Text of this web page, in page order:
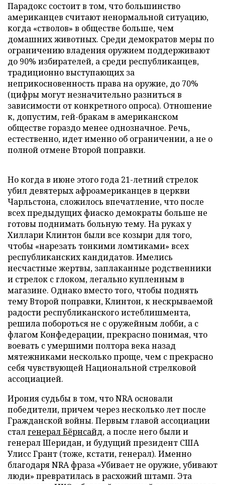
Парадокс состоит в том, что большинство
американцев считают ненормальной ситуацию,
когда «стволов» в обществе больше, чем
домашних животных. Среди демократов меры по
ограничению владения оружием поддерживают
до 90% избирателей, а среди республиканцев,
традиционно выступающих за
неприкосновенность права на оружие, до 70%
(цифры могут незначительно разниться в
зависимости от конкретного опроса). Отношение
к, допустим, гей-бракам в американском
обществе гораздо менее однозначное. Речь,
естественно, идет именно об ограничении, а не о
полной отмене Второй поправки.
Но когда в июне этого года 21-летний стрелок
убил девятерых афроамериканцев в церкви
Чарльстона, сложилось впечатление, что после
всех предыдущих фиаско демократы больше не
готовы поднимать больную тему. На руках у
Хиллари Клинтон были все козыри для того,
чтобы «нарезать тонкими ломтиками» всех
республиканских кандидатов. Имелись
несчастные жертвы, заплаканные родственники
и стрелок с глоком, легально купленным в
магазине. Однако вместо того, чтобы поднять
тему Второй поправки, Клинтон, к нескрываемой
радости республиканского истеблишмента,
решила побороться не с оружейным лобби, а с
флагом Конфедерации, прекрасно понимая, что
воевать с умершими полтора века назад
мятежниками несколько проще, чем с прекрасно
себя чувствующей Национальной стрелковой
ассоциацией.
Ирония судьбы в том, что NRA основали
победители, причем через несколько лет после
Гражданской войны. Первым главой ассоциации
сталгенерал Бёрнсайд, а после него были и
генерал Шеридан, и будущий президент США
Улисс Грант (тоже, кстати, генерал). Именно
благодаря NRA фраза «Убивает не оружие, убивают
люди» превратилась в расхожий штамп. Эта